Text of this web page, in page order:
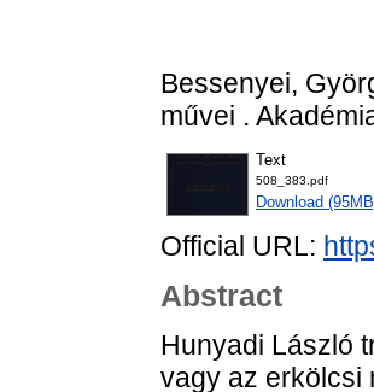
Bessenyei,
művei .
Text
508_383.pdf
Download
Official URL:
Abstract
Hunyadi László
vagy az erkölcsi